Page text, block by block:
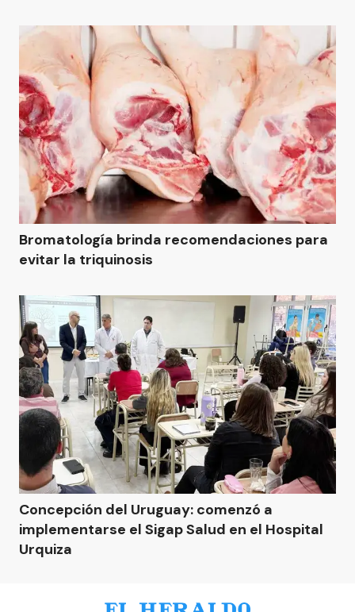
Bromatología brinda recomendaciones para
evitar la triquinosis
Concepción del Uruguay: comenzó a
implementarse el Sigap Salud en el Hospital
Urquiza